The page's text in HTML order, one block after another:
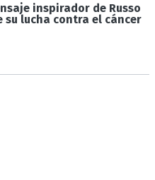
inspirador de Russo
su lucha contra el cáncer